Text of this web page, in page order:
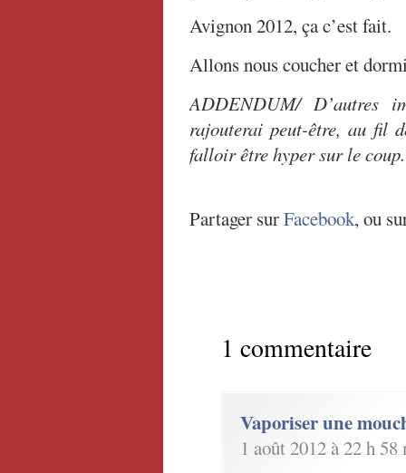
Avignon 2012, ça c’est fait.
Allons nous coucher et
ADDENDUM/ D’autres
rajouterai peut-être, au fil
falloir être hyper sur le coup.
Partager surFacebook, ou
1 commentaire
Vaporiser une
1 août 2012 à 22 h 58